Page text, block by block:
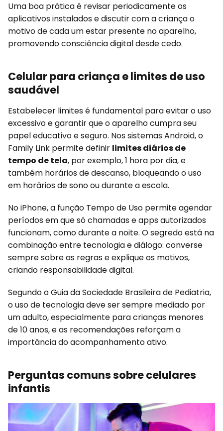
Uma boa prática é revisar periodicamente os
aplicativos instalados e discutir com a criança o
motivo de cada um estar presente no aparelho,
promovendo consciência digital desde cedo.
Celular para criança e limites de uso
saudável
Estabelecer limites é fundamental para evitar o uso
excessivo e garantir que o aparelho cumpra seu
papel educativo e seguro. Nos sistemas Android, o
Family Link permite definir limites diários de
tempo de tela, por exemplo, 1 hora por dia, e
também horários de descanso, bloqueando o uso
em horários de sono ou durante a escola.
No iPhone, a função Tempo de Uso permite agendar
períodos em que só chamadas e apps autorizados
funcionam, como durante a noite. O segredo está na
combinação entre tecnologia e diálogo: converse
sempre sobre as regras e explique os motivos,
criando responsabilidade digital.
Segundo o Guia da Sociedade Brasileira de Pediatria,
o uso de tecnologia deve ser sempre mediado por
um adulto, especialmente para crianças menores
de 10 anos, e as recomendações reforçam a
importância do acompanhamento ativo.
Perguntas comuns sobre celulares
infantis